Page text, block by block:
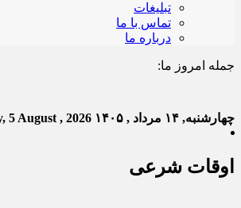
تبلیغات
تماس با ما
درباره ما
جمله امروز ما:
چهارشنبه, ۱۴ مرداد , ۱۴۰۵ 5 August , 2026
اوقات شرعی